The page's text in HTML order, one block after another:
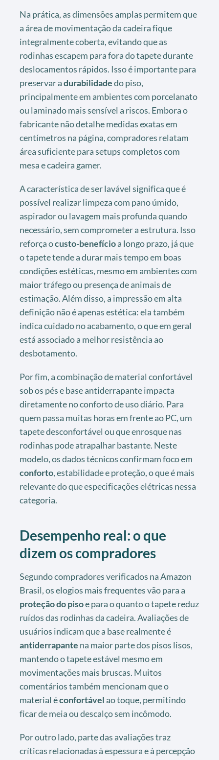
Na prática, as dimensões amplas permitem que
a área de movimentação da cadeira fique
integralmente coberta, evitando que as
rodinhas escapem para fora do tapete durante
deslocamentos rápidos. Isso é importante para
preservar adurabilidadedo piso,
principalmente em ambientes com porcelanato
ou laminado mais sensível a riscos. Embora o
fabricante não detalhe medidas exatas em
centímetros na página, compradores relatam
área suficiente para setups completos com
mesa e cadeira gamer.
A característica de ser lavável significa que é
possível realizar limpeza com pano úmido,
aspirador ou lavagem mais profunda quando
necessário, sem comprometer a estrutura. Isso
reforça ocusto-benefícioa longo prazo, já que
o tapete tende a durar mais tempo em boas
condições estéticas, mesmo em ambientes com
maior tráfego ou presença de animais de
estimação. Além disso, a impressão em alta
definição não é apenas estética: ela também
indica cuidado no acabamento, o que em geral
está associado a melhor resistência ao
desbotamento.
Por fim, a combinação de material confortável
sob os pés e base antiderrapante impacta
diretamente no conforto de uso diário. Para
quem passa muitas horas em frente ao PC, um
tapete desconfortável ou que enrosque nas
rodinhas pode atrapalhar bastante. Neste
modelo, os dados técnicos confirmam foco em
conforto, estabilidade e proteção, o que é mais
relevante do que especificações elétricas nessa
categoria.
Desempenho real: o que
dizem os compradores
Segundo compradores verificados na Amazon
Brasil, os elogios mais frequentes vão para a
proteção do pisoe para o quanto o tapete reduz
ruídos das rodinhas da cadeira. Avaliações de
usuários indicam que a base realmente é
antiderrapante na maior parte dos pisos lisos,
mantendo o tapete estável mesmo em
movimentações mais bruscas. Muitos
comentários também mencionam que o
material éconfortável ao toque, permitindo
ficar de meia ou descalço sem incômodo.
Por outro lado, parte das avaliações traz
críticas relacionadas à espessura e à percepção